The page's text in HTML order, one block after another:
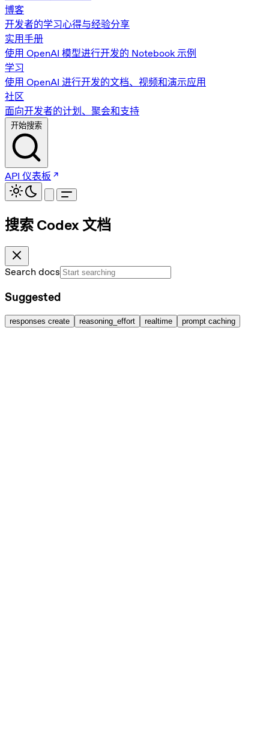
博客
开发者的学习心得与经验分享
实用手册
使用 OpenAI 模型进行开发的 Notebook 示例
学习
使用 OpenAI 进行开发的文档、视频和演示应用
社区
面向开发者的计划、聚会和支持
开始搜索
API 仪表板
搜索 Codex 文档
Search docs
Suggested
responses create reasoning_effort realtime prompt caching